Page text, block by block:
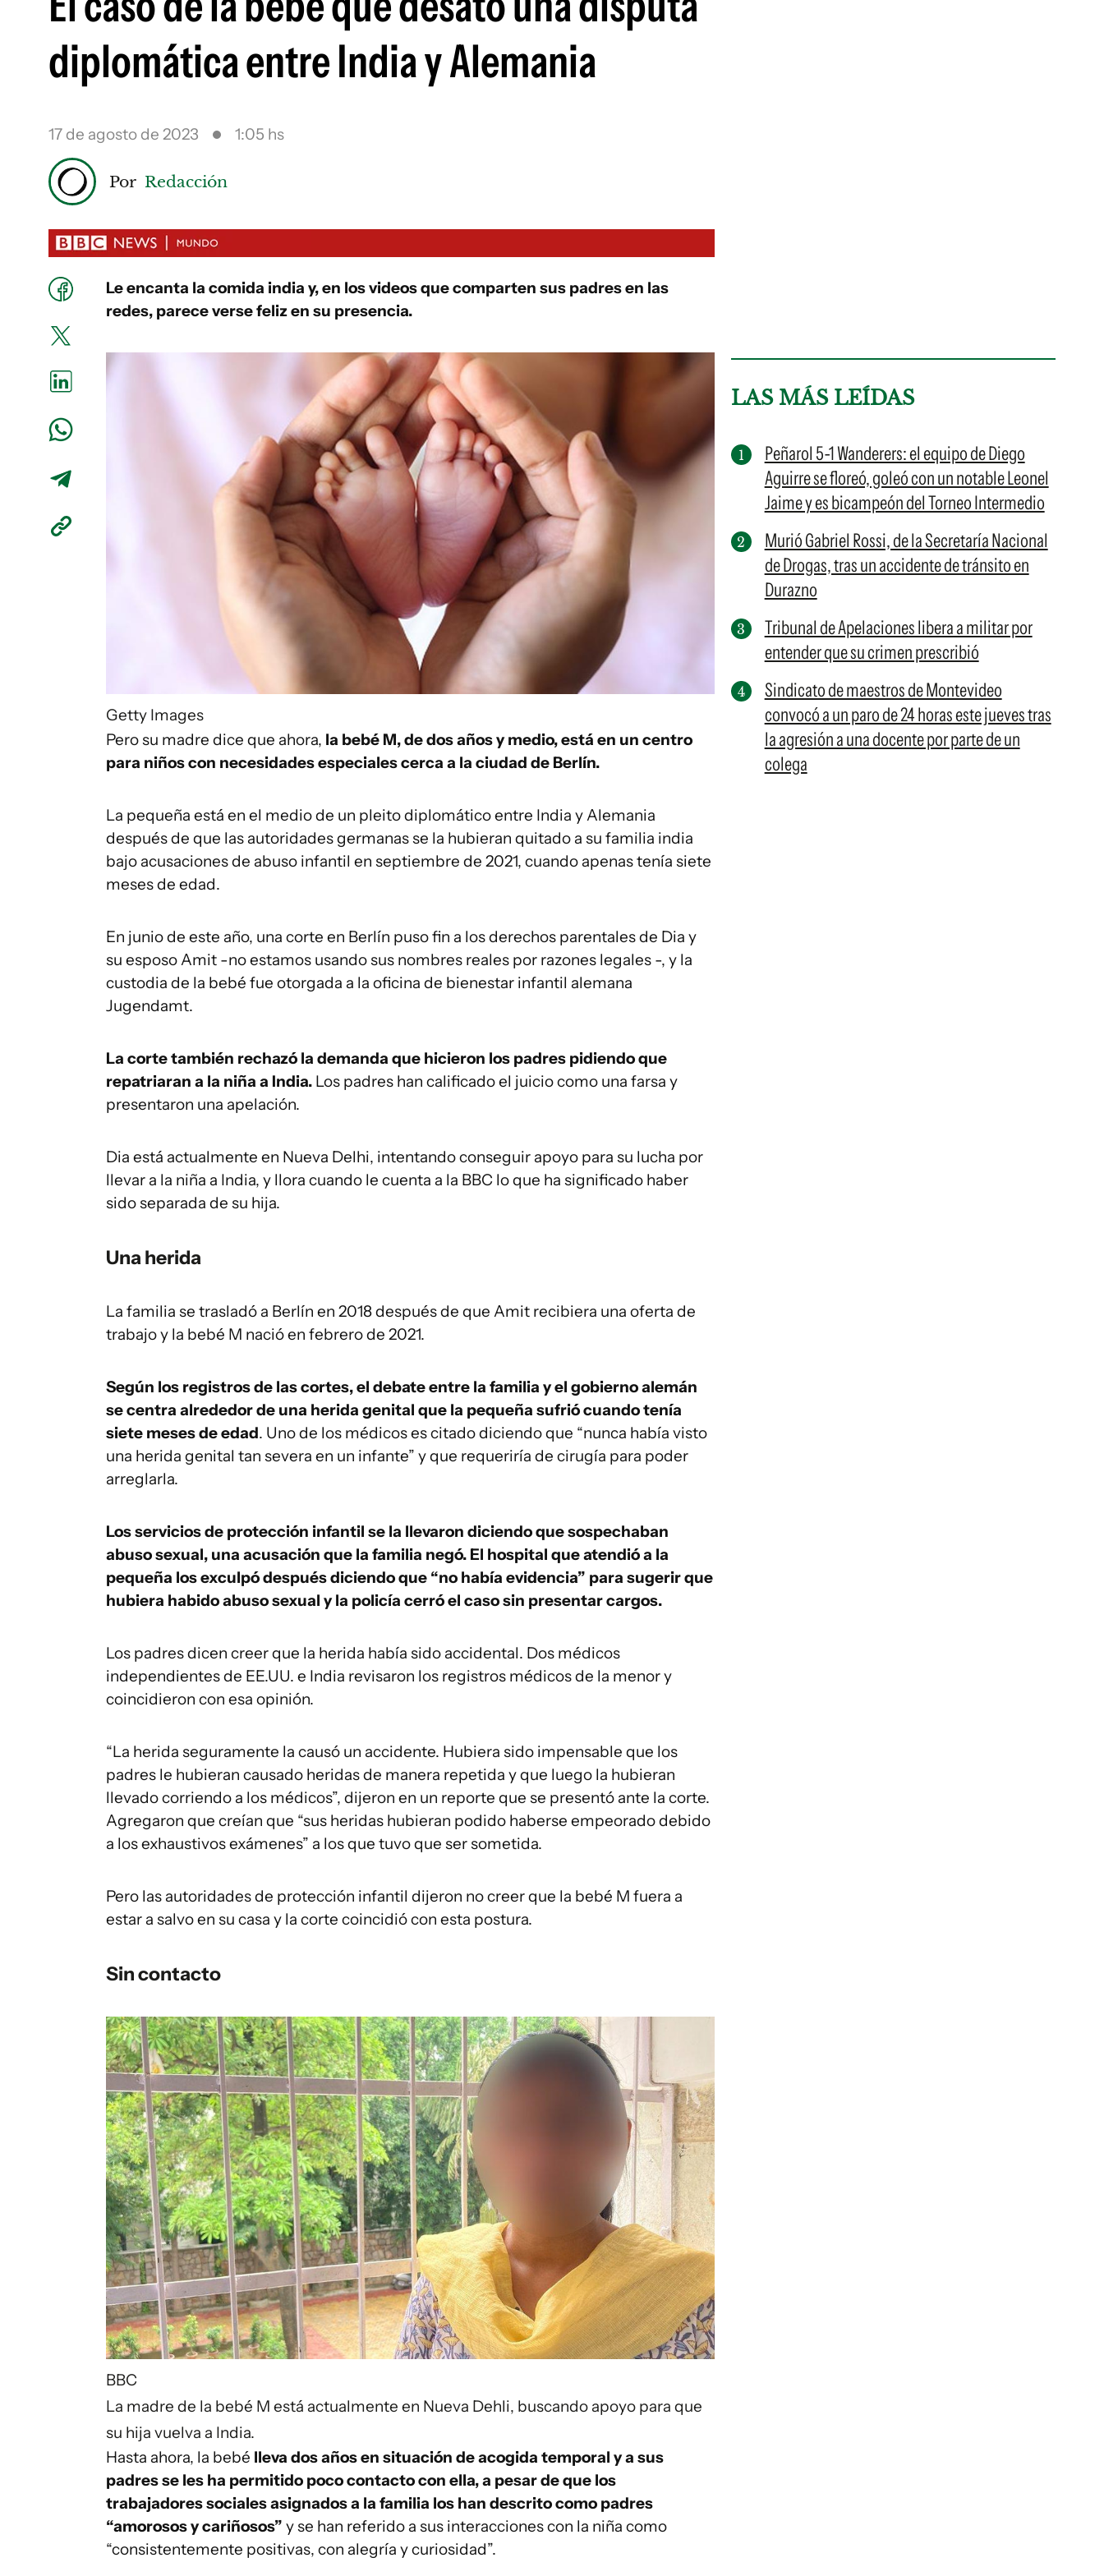
diplomática entre India y Alemania
17 de agosto de 2023 1:05 hs
Por Redacción
Le encanta la comida india y, en los videos que comparten sus padres en las
redes, parece verse feliz en su presencia.
Getty Images
Pero su madre dice que ahora, la bebé M, de dos años y medio, está en un centro
para niños con necesidades especiales cerca a la ciudad de Berlín.
La pequeña está en el medio de un pleito diplomático entre India y Alemania
después de que las autoridades germanas se la hubieran quitado a su familia india
bajo acusaciones de abuso infantil en septiembre de 2021, cuando apenas tenía siete
meses de edad.
En junio de este año, una corte en Berlín puso fin a los derechos parentales de Dia y
su esposo Amit -no estamos usando sus nombres reales por razones legales -, y la
custodia de la bebé fue otorgada a la oficina de bienestar infantil alemana
Jugendamt.
La corte también rechazó la demanda que hicieron los padres pidiendo que
repatriaran a la niña a India. Los padres han calificado el juicio como una farsa y
presentaron una apelación.
Dia está actualmente en Nueva Delhi, intentando conseguir apoyo para su lucha por
llevar a la niña a India, y llora cuando le cuenta a la BBC lo que ha significado haber
sido separada de su hija.
Una herida
La familia se trasladó a Berlín en 2018 después de que Amit recibiera una oferta de
trabajo y la bebé M nació en febrero de 2021.
Según los registros de las cortes, el debate entre la familia y el gobierno alemán
se centra alrededor de una herida genital que la pequeña sufrió cuando tenía
siete meses de edad. Uno de los médicos es citado diciendo que “nunca había visto
una herida genital tan severa en un infante” y que requeriría de cirugía para poder
arreglarla.
Los servicios de protección infantil se la llevaron diciendo que sospechaban
abuso sexual, una acusación que la familia negó. El hospital que atendió a la
pequeña los exculpó después diciendo que “no había evidencia” para sugerir que
hubiera habido abuso sexual y la policía cerró el caso sin presentar cargos.
Los padres dicen creer que la herida había sido accidental. Dos médicos
independientes de EE.UU. e India revisaron los registros médicos de la menor y
coincidieron con esa opinión.
“La herida seguramente la causó un accidente. Hubiera sido impensable que los
padres le hubieran causado heridas de manera repetida y que luego la hubieran
llevado corriendo a los médicos”, dijeron en un reporte que se presentó ante la corte.
Agregaron que creían que “sus heridas hubieran podido haberse empeorado debido
a los exhaustivos exámenes” a los que tuvo que ser sometida.
Pero las autoridades de protección infantil dijeron no creer que la bebé M fuera a
estar a salvo en su casa y la corte coincidió con esta postura.
Sin contacto
BBC
La madre de la bebé M está actualmente en Nueva Dehli, buscando apoyo para que
su hija vuelva a India.
Hasta ahora, la bebé lleva dos años en situación de acogida temporal y a sus
padres se les ha permitido poco contacto con ella, a pesar de que los
trabajadores sociales asignados a la familia los han descrito como padres
“amorosos y cariñosos” y se han referido a sus interacciones con la niña como
“consistentemente positivas, con alegría y curiosidad”.
LAS MÁS LEÍDAS
Peñarol 5-1 Wanderers: el equipo de Diego
Aguirre se floreó, goleó con un notable Leonel
Jaime y es bicampeón del Torneo Intermedio
Murió Gabriel Rossi, de la Secretaría Nacional
de Drogas, tras un accidente de tránsito en
Durazno
Tribunal de Apelaciones libera a militar por
entender que su crimen prescribió
Sindicato de maestros de Montevideo
convocó a un paro de 24 horas este jueves tras
la agresión a una docente por parte de un
colega